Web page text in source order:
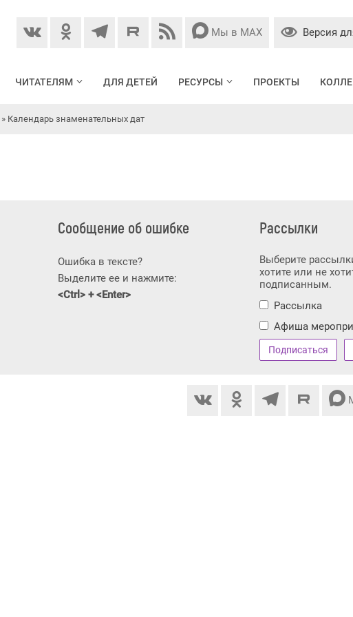
Мы в МАХ Версия
ЧИТАТЕЛЯМ ДЛЯ ДЕТЕЙ РЕСУРСЫ ПРОЕКТЫ
» Календарь знаменательных дат
Сообщение об ошибке
Ошибка в тексте?
Выделите ее и нажмите:
<Ctrl> + <Enter>
Рассылки
Выберите
хотите или не
подписанным.
Рассылка
Афиша